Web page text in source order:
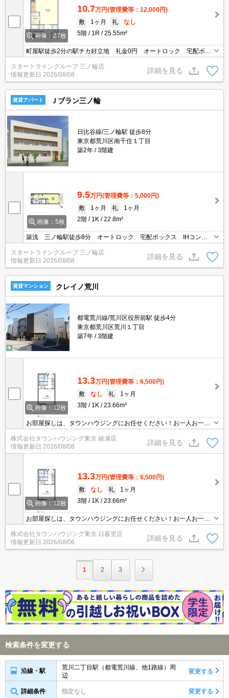
画像：27枚
10.7万円(管理費等：12,000円)
敷
1ヶ月 礼
なし
5階
1R 25.55m²
町屋駅徒歩2分の駅チカ好立地 礼金0円 オートロック 宅配ボッ
クス有 温水洗浄便座 独立洗面台
スタートライングループ 三ノ輪店
情報更新日 2026/08/08
詳細を見る
賃貸アパート Ｊブラン三ノ輪
日比谷線/三ノ輪駅 徒歩8分
東京都荒川区南千住１丁目
築2年
3階建
画像：5枚
9.5万円(管理費等：5,000円)
敷
1ヶ月 礼
1ヶ月
2階
1K 22.8m²
築浅 三ノ輪駅徒歩8分 オートロック 宅配ボックス IHコン
ロ 独立洗面台 浴室乾燥機
スタートライングループ 三ノ輪店
情報更新日 2026/08/08
詳細を見る
賃貸マンション クレイノ荒川
都電荒川線/荒川区役所前駅 徒歩4分
東京都荒川区荒川１丁目
築7年
3階建
画像：12枚
13.3万円(管理費等：6,500円)
敷
なし 礼
1ヶ月
3階
1K 23.66m²
お部屋探しは、タウンハウジングにお任せください！お一人お一人
様に合ったお部屋をお探し致します。分からないことは何でもご相
談くださいませ。
株式会社タウンハウジング東京 綾瀬店
情報更新日 2026/08/08
詳細を見る
画像：12枚
13.3万円(管理費等：6,500円)
敷
なし 礼
1ヶ月
3階
1K 23.66m²
お部屋探しは、タウンハウジングにお任せください！お一人お一人
様に合ったお部屋をお探し致します。分からないことは何でもご相
談くださいませ。
株式会社タウンハウジング東京 日暮里店
情報更新日 2026/08/06
詳細を見る
1 2 3
検索条件を変更する
沿線・駅
荒川二丁目駅（都電荒川線、他1路線）周
辺
変更する
詳細条件 指定なし 変更する